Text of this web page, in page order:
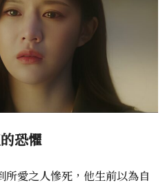
的恐懼
愛之人慘死，他生前以為自